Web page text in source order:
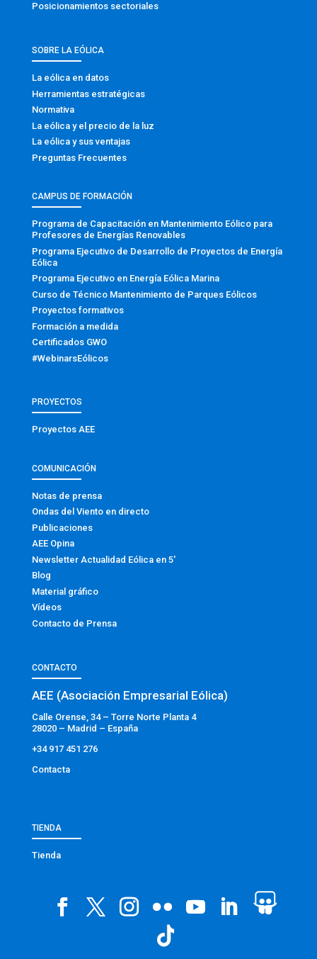
Posicionamientos sectoriales
SOBRE LA EÓLICA
La eólica en datos
Herramientas estratégicas
Normativa
La eólica y el precio de la luz
La eólica y sus ventajas
Preguntas Frecuentes
CAMPUS DE FORMACIÓN
Programa de Capacitación en Mantenimiento Eólico para
Profesores de Energías Renovables
Programa Ejecutivo de Desarrollo de Proyectos de Energía
Eólica
Programa Ejecutivo en Energía Eólica Marina
Curso de Técnico Mantenimiento de Parques Eólicos
Proyectos formativos
Formación a medida
Certificados GWO
#WebinarsEólicos
PROYECTOS
Proyectos AEE
COMUNICACIÓN
Notas de prensa
Ondas del Viento en directo
Publicaciones
AEE Opina
Newsletter Actualidad Eólica en 5′
Blog
Material gráfico
Vídeos
Contacto de Prensa
CONTACTO
AEE (Asociación Empresarial Eólica)
Calle Orense, 34 – Torre Norte Planta 4
28020 – Madrid – España
+34 917 451 276
Contacta
TIENDA
Tienda